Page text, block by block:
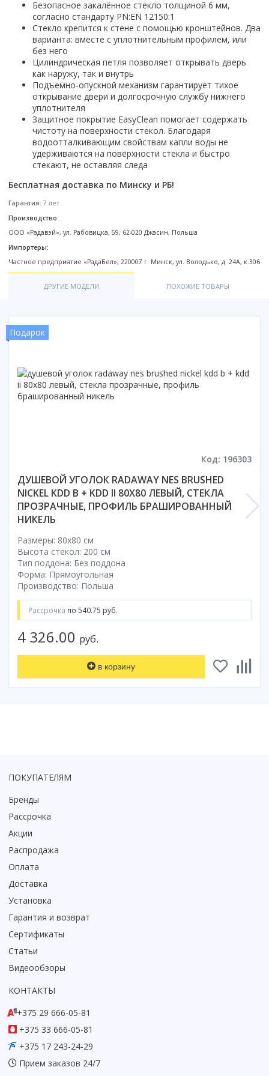
Комплектующие для ванн
Каркас
Ножки
Экраны под ванну
Гидромассажные системы
Wirpool
Китай
Недорогие
Дорогие
Уцененные
Недорогие по акции
Смотреть все
Топ брендов
Domani-spa
River
Welt-wasser
Esbano
Форма
Угловая
Прямоугольные
Квадратная
Полукруглая
Смотреть все
С раздвижной дверью
С распашной дверью
Высота кабины
Высокие
Комплектующие
Сифоны
Ролики
Скребки
Коврик для душевой кабины
Смотреть все
Форма
Прямоугольные
Закругленная
Комплектующие для унитазов
Гофры
Канализационный выпуск
Патрубки
Сиденья
Смотреть все
С отверстием под смеситель
С пьедесталом
С полупьедесталом
Исполнение
Для дачи
Для ванной
Умывальник-столешница
Уличный
Смотреть все
Пьедесталы
Пьедесталы
Полупьедесталы
Италия
Россия
Смотреть все
Размер
40 см
50 см
60 см
65 см
Смотреть все
Страна производитель
Германия
Польша
Сербия
Чехия
Смотреть все
Страна производитель
Германия
Испания
Италия
Польша
Смотреть все
Чистящие средства
Grass
Karcher
Страна производитель
Великобритания
Германия
Италия
Китай
Смотреть все
Пылесосы
Электровеники, электрошвабры
Стеклоочистители
Мойки высокого давления
Пароочистители
Подметальные машины
Гладильные доски
Насосы
Аккумуляторные воздуходувки
Этажерки, стеллажи, полки
Безопасное закалённое стекло толщиной 6 мм,
согласно стандарту PN:EN 12150:1
Стекло крепится к стене с помощью кронштейнов. Два
варианта: вместе с уплотнительным профилем, или
без него
Цилиндрическая петля позволяет открывать дверь
как наружу, так и внутрь
Подъемно-опускной механизм гарантирует тихое
открывание двери и долгосрочную службу нижнего
уплотнителя
Защитное покрытие EasyClean помогает содержать
чистоту на поверхности стекол. Благодаря
водоотталкивающим свойствам капли воды не
удерживаются на поверхности стекла и быстро
стекают, не оставляя следа
Бесплатная доставка по Минску и РБ!
Гарантия: 7 лет
Производство:
ООО «Радавэй», ул. Рабовицка, 59, 62-020 Джасин, Польша
Импортеры:
Частное предприятие «РадаБел», 220007 г. Минск, ул. Володько, д. 24А, к.306
ДРУГИЕ МОДЕЛИ ПОХОЖИЕ ТОВАРЫ
Подарок
Код: 196303
ДУШЕВОЙ УГОЛОК RADAWAY NES BRUSHED
NICKEL KDD B + KDD II 80X80 ЛЕВЫЙ, СТЕКЛА
ПРОЗРАЧНЫЕ, ПРОФИЛЬ БРАШИРОВАННЫЙ
НИКЕЛЬ
Размеры: 80x80 cм
Высота стекол: 200 см
Тип поддона: Без поддона
Форма: Прямоугольная
Производство: Польша
Рассрочка по 540.75 руб.
4 326.00 руб.
в корзину
ПОКУПАТЕЛЯМ
Бренды
Рассрочка
Акции
Распродажа
Оплата
Доставка
Установка
Гарантия и возврат
Сертификаты
Статьи
Видеообзоры
КОНТАКТЫ
+375 29 666-05-81
+375 33 666-05-81
+375 17 243-24-29
Прием заказов 24/7